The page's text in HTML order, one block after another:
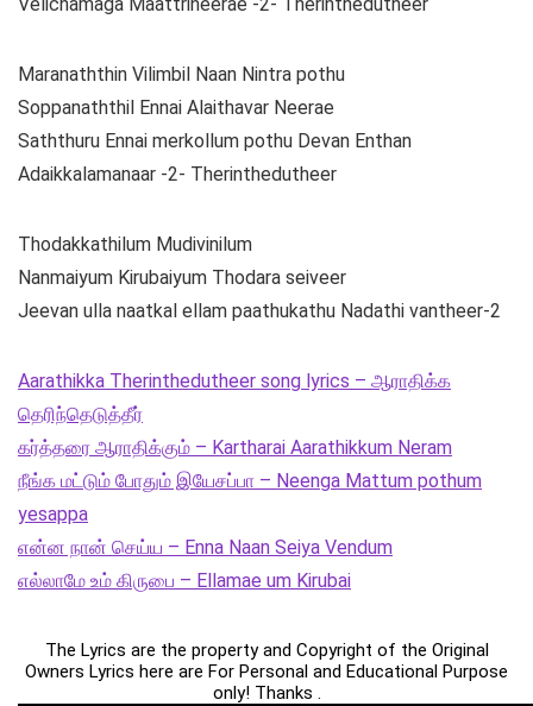
Maranaththin Vilimbil Naan Nintra pothu
Soppanaththil Ennai Alaithavar Neerae
Saththuru Ennai merkollum pothu Devan Enthan
Adaikkalamanaar -2- Therinthedutheer
Thodakkathilum Mudivinilum
Nanmaiyum Kirubaiyum Thodara seiveer
Jeevan ulla naatkal ellam paathukathu Nadathi vantheer-2
Aarathikka Therinthedutheer song lyrics – ஆராதிக்க
தெரிந்தெடுத்தீர்
கர்த்தரை ஆராதிக்கும் – Kartharai Aarathikkum Neram
நீங்க மட்டும் போதும் இயேசப்பா – Neenga Mattum pothum
yesappa
என்ன நான் செய்ய – Enna Naan Seiya Vendum
எல்லாமே உம் கிருபை – Ellamae um Kirubai
The Lyrics are the property and Copyright of the Original
Owners Lyrics here are For Personal and Educational Purpose
only! Thanks .